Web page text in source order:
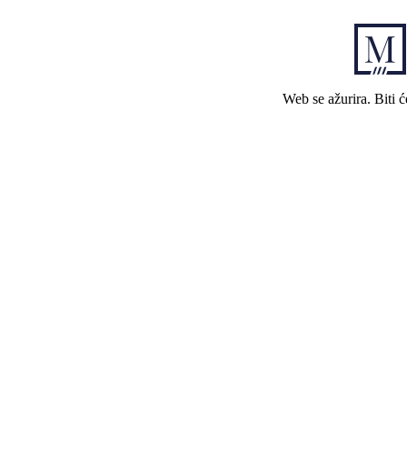
Web se ažurira. Biti